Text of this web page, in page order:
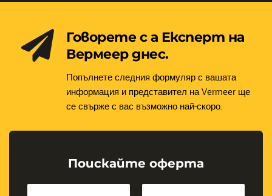
Говорете с а Експерт на
Вермеер днес.
Попълнете следния формуляр с вашата
информация и представител на Vermeer ще
се свърже с вас възможно най-скоро.
Поискайте оферта